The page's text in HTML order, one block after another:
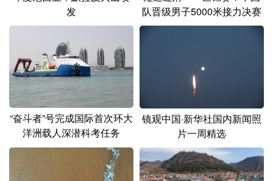
发
队晋级男子5000米接力决赛
“奋斗者”号完成国际首次环大
洋洲载人深潜科考任务
镜观中国·新华社国内新闻照
片一周精选